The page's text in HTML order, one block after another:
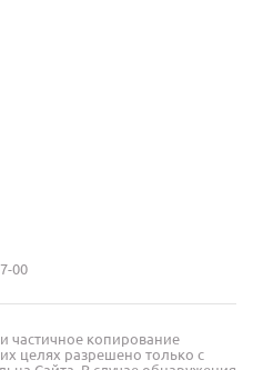
00
частичное копирование
целях разрешено только с